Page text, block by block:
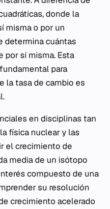
donde la
misma o por un
determina cuántas
por sí misma. Esta
para
la tasa de cambio es
en disciplinas tan
física nuclear y las
el crecimiento de
media de un isótopo
compuesto de una
su resolución
crecimiento acelerado